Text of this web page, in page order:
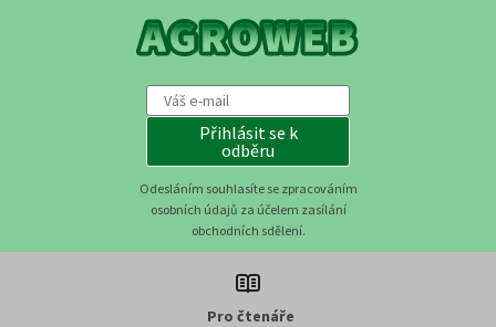
Přihlásit se k
odběru
Odesláním souhlasíte se zpracováním
osobních údajů za účelem zasílání
obchodních sdělení.
Pro čtenáře